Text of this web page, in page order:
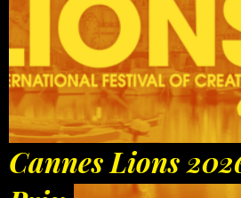
Cannes Lions